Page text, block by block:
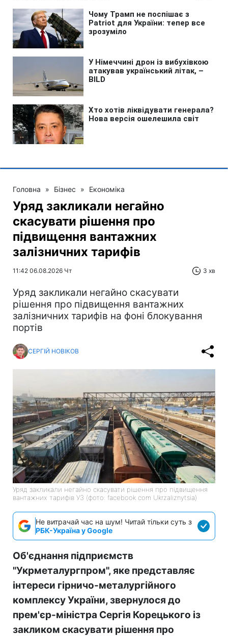
Головна » Бізнес » Економіка
Уряд закликали негайно
скасувати рішення про
підвищення вантажних
залізничних тарифів
11:42 06.08.2026 Чт 3 хв
Уряд закликали негайно скасувати
рішення про підвищення вантажних
залізничних тарифів на фоні блокування
портів
СЕРГІЙ НОВІКОВ
Уряд закликали негайно скасувати рішення про підвищення
вантажних тарифів УЗ (фото: facebook com Ukrzaliznytsia)
Не витрачай час на шум! Читай тільки суть з
РБК-Україна у Google
Об'єднання підприємств
"Укрметалургпром", яке представляє
інтереси гірничо-металургійного
комплексу України, звернулося до
прем'єр-міністра Сергія Корецького із
закликом скасувати рішення про